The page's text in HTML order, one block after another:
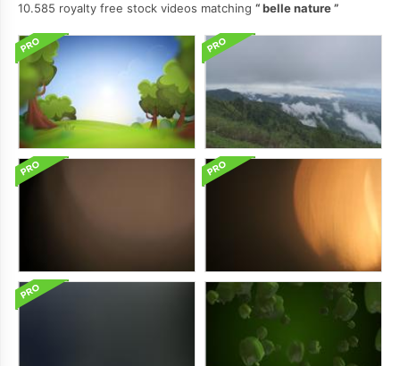
10.585 royalty free stock videos matching
belle nature